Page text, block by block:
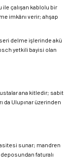
ile çalışan kablolu bir
imkânı verir; ahşap
delme işlerinde akü
yetkili bayisi olan
ana kitledir; sabit
da Ulupınar üzerinden
sunar; mandren
faturalı